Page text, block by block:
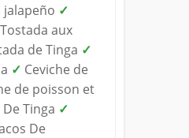
jalapeño ✓
Tostada aux
de Tinga ✓
✓ Ceviche de
de poisson et
Tinga ✓
De